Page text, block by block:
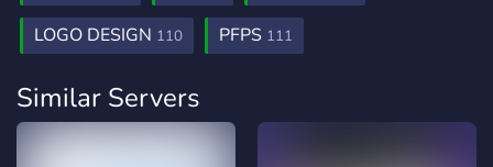
LOGO DESIGN 110 PFPS 111
Similar Servers